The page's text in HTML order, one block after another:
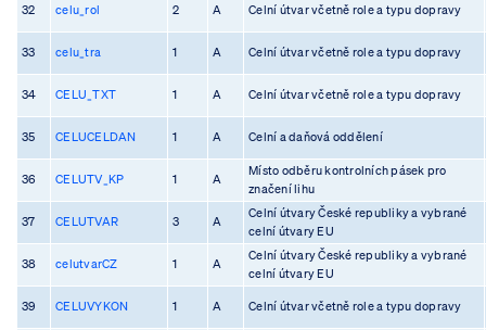
32 celu_rol 2 A Celní útvar včetně role a typu dopravy
33 celu_tra 1 A Celní útvar včetně role a typu dopravy
34 CELU_TXT 1 A Celní útvar včetně role a typu dopravy
35 CELUCELDAN 1 A Celní a daňová oddělení
36 CELUTV_KP 1 A
Místo odběru kontrolních pásek pro
značení lihu
37 CELUTVAR 3 A
Celní útvary České republiky a vybrané
celní útvary EU
38 celutvarCZ 1 A
Celní útvary České republiky a vybrané
celní útvary EU
39 CELUVYKON 1 A Celní útvar včetně role a typu dopravy